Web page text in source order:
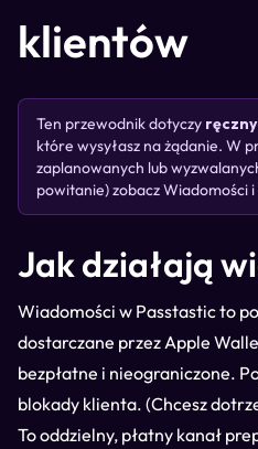
klientów
Ten przewodnik dotyczy
które wysyłasz na żądanie. W
zaplanowanych lub
powitanie) zobaczWiadomości
Jak działają
Wiadomości w Passtastic to
dostarczane przez Apple
bezpłatne i nieograniczone.
blokady klienta. (Chcesz
To oddzielny, płatny kanał